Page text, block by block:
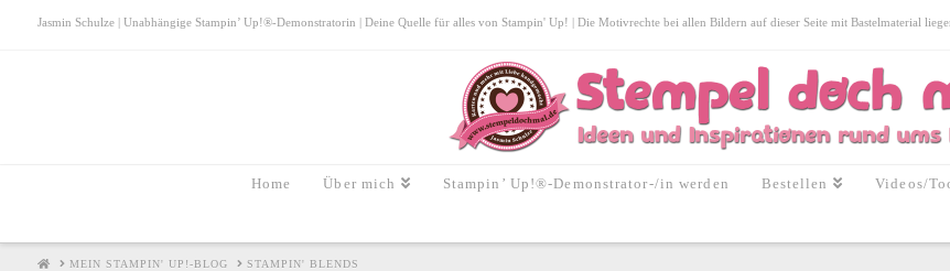
Jasmin Schulze | Unabhängige Stampin’ Up!®-Demonstratorin | Deine Quelle für alles von Stampin' Up! | Die Motivrechte bei allen Bildern auf dieser Seite mit Bastelmaterial
Home Über mich Stampin’ Up!®-Demonstrator-/in werden Bestellen Videos/
HOMEMEIN STAMPIN' UP!-BLOG STAMPIN' BLENDS